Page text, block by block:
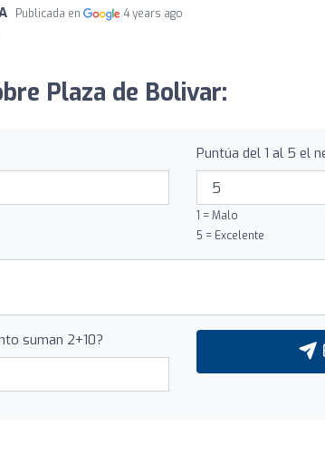
Publicada en 4 years ago
Plaza de Bolivar:
Puntúa del 1 al 5 el
1 = Malo
5 = Excelente
suman 2+10?